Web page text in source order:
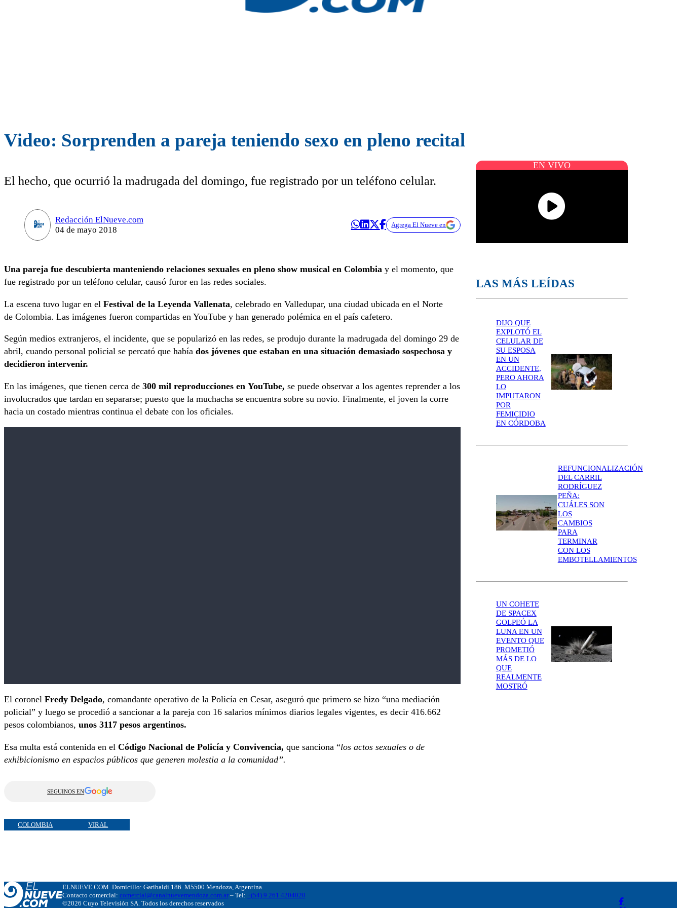
Video: Sorprenden a pareja teniendo sexo en pleno recital
El hecho, que ocurrió la madrugada del domingo, fue registrado por un teléfono celular.
Redacción ElNueve.com
04 de mayo 2018
Agrega El Nueve en
Una pareja fue descubierta manteniendo relaciones sexuales en pleno show musical en Colombia y el momento, que
fue registrado por un teléfono celular, causó furor en las redes sociales.
La escena tuvo lugar en el Festival de la Leyenda Vallenata, celebrado en Valledupar, una ciudad ubicada en el Norte
de Colombia. Las imágenes fueron compartidas en YouTube y han generado polémica en el país cafetero.
Según medios extranjeros, el incidente, que se popularizó en las redes, se produjo durante la madrugada del domingo 29 de
abril, cuando personal policial se percató que había dos jóvenes que estaban en una situación demasiado sospechosa y
decidieron intervenir.
En las imágenes, que tienen cerca de 300 mil reproducciones en YouTube, se puede observar a los agentes reprender a los
involucrados que tardan en separarse; puesto que la muchacha se encuentra sobre su novio. Finalmente, el joven la corre
hacia un costado mientras continua el debate con los oficiales.
El coronel Fredy Delgado, comandante operativo de la Policía en Cesar, aseguró que primero se hizo “una mediación
policial” y luego se procedió a sancionar a la pareja con 16 salarios mínimos diarios legales vigentes, es decir 416.662
pesos colombianos, unos 3117 pesos argentinos.
Esa multa está contenida en el Código Nacional de Policía y Convivencia, que sanciona “los actos sexuales o de
exhibicionismo en espacios públicos que generen molestia a la comunidad”.
SEGUINOS EN
COLOMBIA VIRAL
EN VIVO
LAS MÁS LEÍDAS
DIJO QUE
EXPLOTÓ EL
CELULAR DE
SU ESPOSA
EN UN
ACCIDENTE,
PERO AHORA
LO
IMPUTARON
POR
FEMICIDIO
EN CÓRDOBA
REFUNCIONALIZACIÓN
DEL CARRIL
RODRÍGUEZ
PEÑA:
CUÁLES SON
LOS
CAMBIOS
PARA
TERMINAR
CON LOS
EMBOTELLAMIENTOS
UN COHETE
DE SPACEX
GOLPEÓ LA
LUNA EN UN
EVENTO QUE
PROMETIÓ
MÁS DE LO
QUE
REALMENTE
MOSTRÓ
ELNUEVE.COM. Domicillo: Garibaldi 186. M5500 Mendoza, Argentina.
Contacto comercial: comercial@canalnuevemendoza.com.ar– Tel: +(54) 9 261 4204020
©2026 Cuyo Televisión SA. Todos los derechos reservados